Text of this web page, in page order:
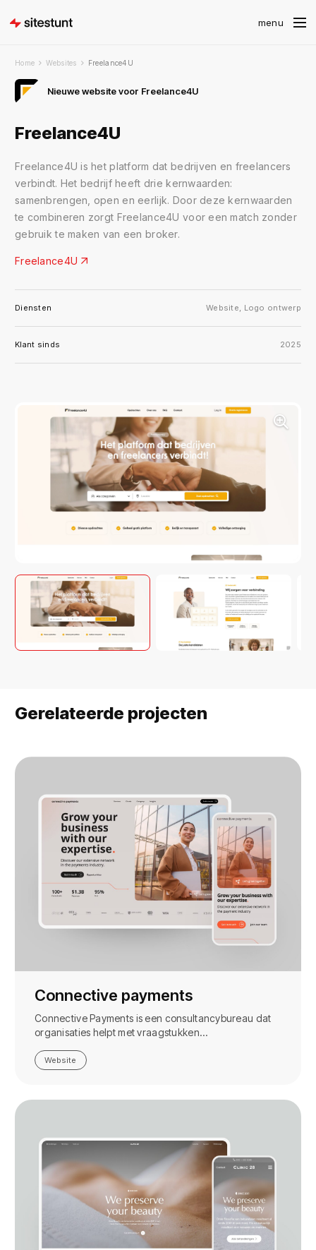
Home Websites Freelance4U
Nieuwe website voor Freelance4U
Freelance4U
Freelance4U is het platform dat bedrijven en freelancers
verbindt. Het bedrijf heeft drie kernwaarden:
samenbrengen, open en eerlijk. Door deze kernwaarden
te combineren zorgt Freelance4U voor een match zonder
gebruik te maken van een broker.
Freelance4U
Diensten Website Logo ontwerp
Klant sinds 2025
Gerelateerde projecten
Connective payments
Connective Payments is een consultancybureau dat
organisaties helpt met vraagstukken…
Website